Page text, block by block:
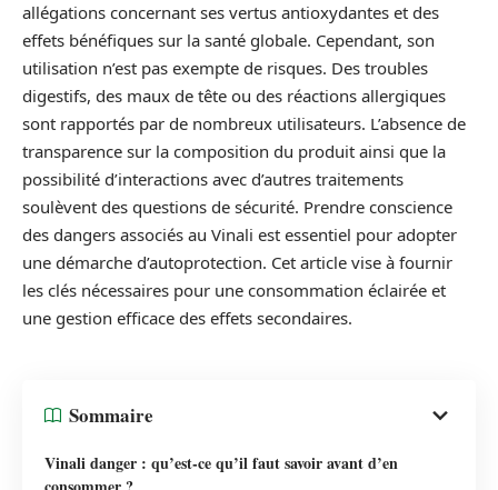
allégations concernant ses vertus antioxydantes et des
effets bénéfiques sur la santé globale. Cependant, son
utilisation n’est pas exempte de risques. Des troubles
digestifs, des maux de tête ou des réactions allergiques
sont rapportés par de nombreux utilisateurs. L’absence de
transparence sur la composition du produit ainsi que la
possibilité d’interactions avec d’autres traitements
soulèvent des questions de sécurité. Prendre conscience
des dangers associés au Vinali est essentiel pour adopter
une démarche d’autoprotection. Cet article vise à fournir
les clés nécessaires pour une consommation éclairée et
une gestion efficace des effets secondaires.
Sommaire
Vinali danger : qu’est-ce qu’il faut savoir avant d’en